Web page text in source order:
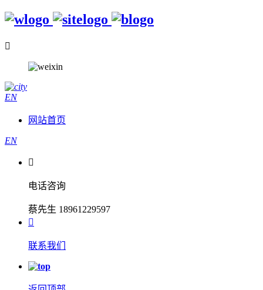

EN
网站首页
EN

电话咨询
蔡先生 18961229597

联系我们